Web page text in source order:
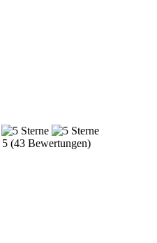
(43 Bewertungen)